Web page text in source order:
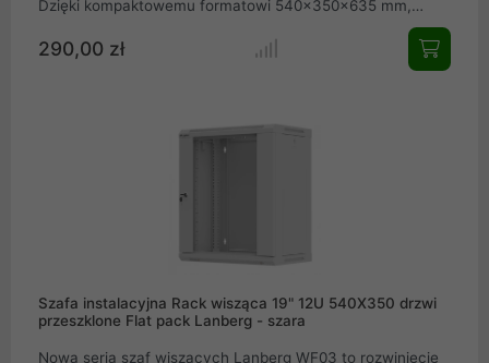
Dzięki kompaktowemu formatowi 540×350×635 mm,
urządzenia te stanowią idealny wybór nie tylko dla dużych
firm, ale też dla małych i średnich przedsiębiorstw oraz
szerokości 19 oraz wysokościach 4U, 6U, 9U i 12U a także
aranżację okablowania i zabezpieczenie urządzeń.
290,00 zł
Szafa instalacyjna Rack wisząca 19" 12U 540X350 drzwi
przeszklone Flat pack Lanberg - szara
Nowa seria szaf wiszących Lanberg WF03 to rozwinięcie